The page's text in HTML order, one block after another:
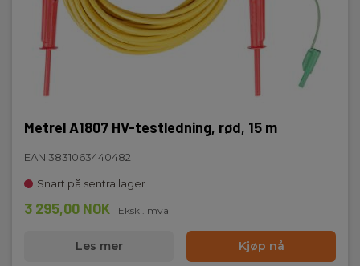
Metrel A1807 HV-testledning, rød, 15 m
EAN 3831063440482
Snart på sentrallager
3 295,00 NOK Ekskl. mva
Les mer Kjøp nå